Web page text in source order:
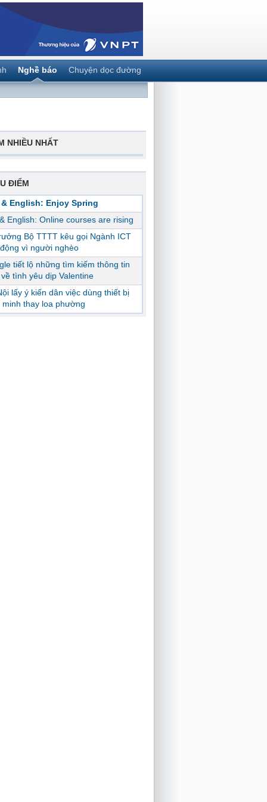
Nghề báo Chuyện dọc đường
NHIỀU NHẤT
ĐIỂM
English: Enjoy Spring
English: Online courses are rising
Bộ TTTT kêu gọi Ngành ICT
vì người nghèo
tiết lộ những tìm kiếm thông tin
tình yêu dịp Valentine
lấy ý kiến dân việc dùng thiết bị
minh thay loa phường